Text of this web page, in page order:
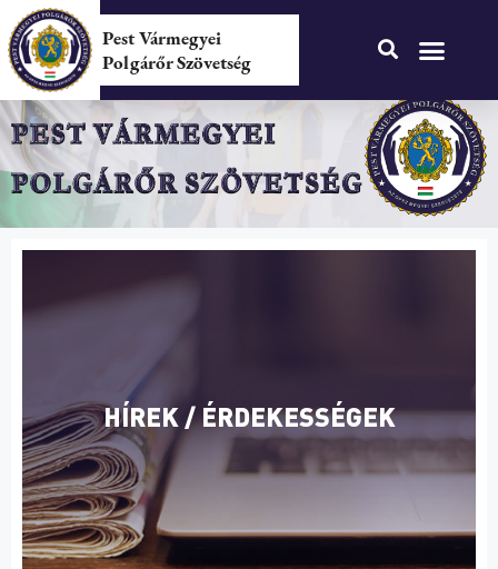
Pest Vármegyei
Polgárőr Szövetség
HÍREK / ÉRDEKESSÉGEK